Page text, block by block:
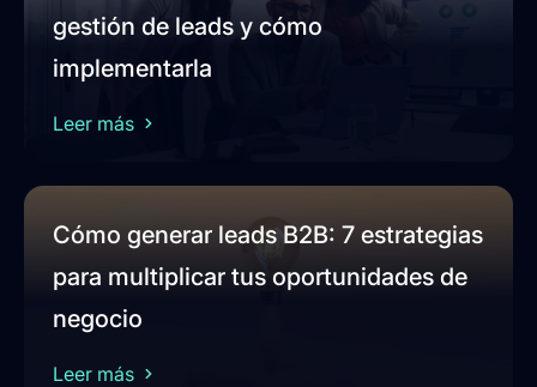
gestión de leads y cómo
implementarla
Leer más
Cómo generar leads B2B: 7 estrategias
para multiplicar tus oportunidades de
negocio
Leer más